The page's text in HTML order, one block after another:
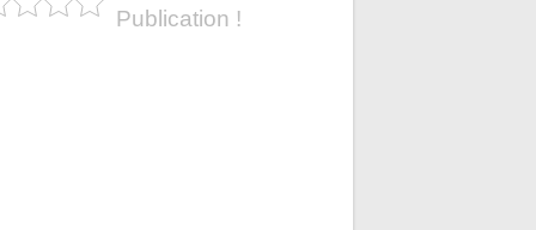
Publication !